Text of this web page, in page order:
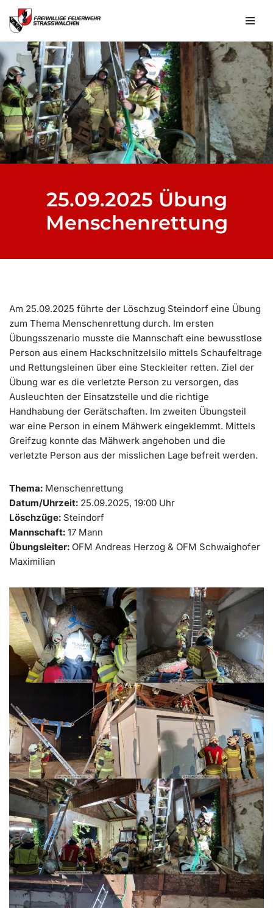
Zum
Inhalt
springen
25.09.2025 Übung
Menschenrettung
Am 25.09.2025 führte der Löschzug Steindorf eine Übung
zum Thema Menschenrettung durch. Im ersten
Übungsszenario musste die Mannschaft eine bewusstlose
Person aus einem Hackschnitzelsilo mittels Schaufeltrage
und Rettungsleinen über eine Steckleiter retten. Ziel der
Übung war es die verletzte Person zu versorgen, das
Ausleuchten der Einsatzstelle und die richtige
Handhabung der Gerätschaften. Im zweiten Übungsteil
war eine Person in einem Mähwerk eingeklemmt. Mittels
Greifzug konnte das Mähwerk angehoben und die
verletzte Person aus der misslichen Lage befreit werden.
Thema: Menschenrettung
Datum/Uhrzeit: 25.09.2025, 19:00 Uhr
Löschzüge: Steindorf
Mannschaft: 17 Mann
Übungsleiter: OFM Andreas Herzog & OFM Schwaighofer
Maximilian